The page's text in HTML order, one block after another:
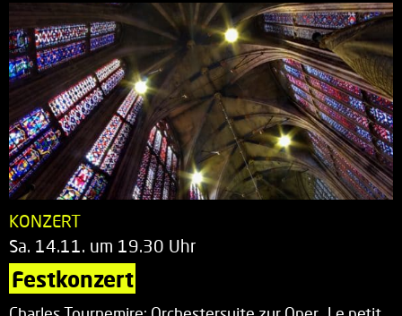
KONZERT
Sa. 14.11. um 19.30 Uhr
Festkonzert